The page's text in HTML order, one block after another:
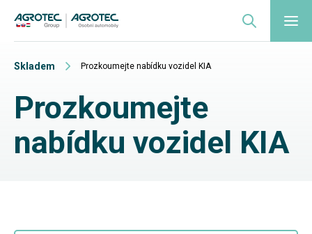
Skladem Prozkoumejte nabídku vozidel KIA
Prozkoumejte
nabídku vozidel KIA